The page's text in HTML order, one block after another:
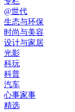
@世代
生态与环保
时尚与美容
设计与家居
光影
科玩
科普
汽车
心事家事
精选